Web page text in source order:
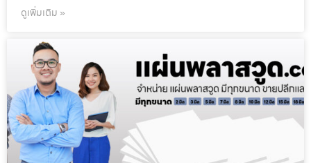
ดูเพิ่มเติม »